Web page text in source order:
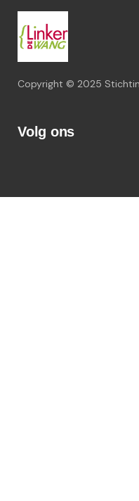
Copyright © 2025
Volg ons